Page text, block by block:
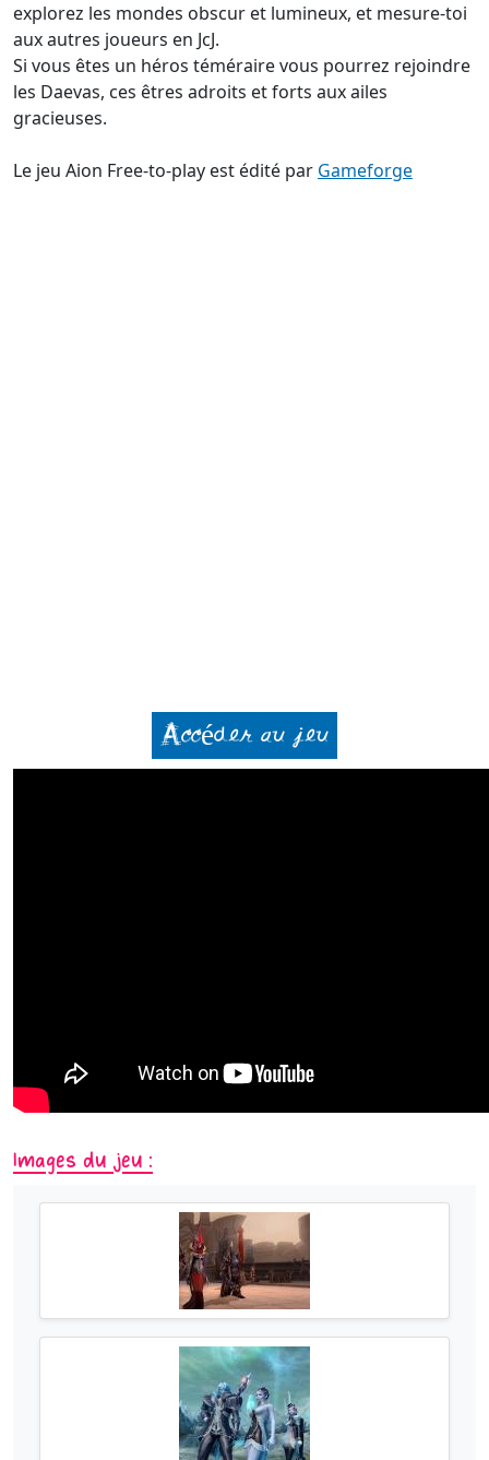
explorez les mondes obscur et lumineux, et mesure-toi
aux autres joueurs en JcJ.
Si vous êtes un héros téméraire vous pourrez rejoindre
les Daevas, ces êtres adroits et forts aux ailes
gracieuses.
Le jeu Aion Free-to-play est édité par Gameforge
Accéder au jeu
Images du jeu :